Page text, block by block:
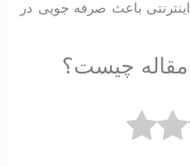
باعث صرفه جویی در
چیست؟